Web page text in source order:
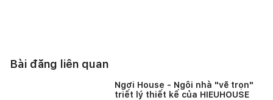
Bài đăng liên quan
Ngơi House - Ngôi nhà "vẽ trọn"
triết lý thiết kế của HIEUHOUSE